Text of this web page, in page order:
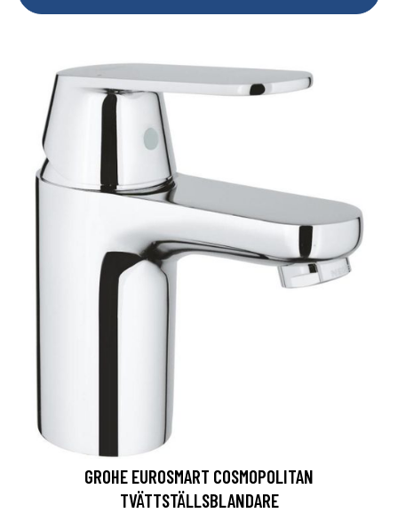
GROHE EUROSMART COSMOPOLITAN
TVÄTTSTÄLLSBLANDARE